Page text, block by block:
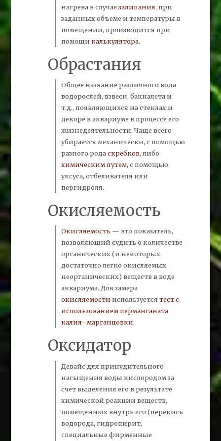
нагрева в случаезалипания, при
заданных объеме и температуры в
помещении, производится при
помощикалькулятора.
Обрастания
Общее название различного вода
водорослей, взвеси, бакналета и
т.д., появляющихся на стеклах и
декоре в аквариуме в процессе его
жизнедеятельности. Чаще всего
убирается механически, с помощью
разного родаскребков, либо
химическим путем, с помощью
уксуса, отбеливателя или
пергидроля.
Окисляемость
Окисляемость — это показатель,
позволяющий судить о количестве
органических (и некоторых,
достаточно легко окисляемых,
неорганических) веществ в воде
аквариума. Для замера
окисляемости используетсятест с
использованием перманганата
калия- марганцовки.
Оксидатор
Девайс для принудительного
насыщения воды кислородом за
счет выделения его в результате
химической реакции веществ,
помещенных внутрь его (перекись
водорода, гидропирит,
специальные фирменные